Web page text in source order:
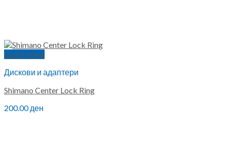
Quick View
Дискови и адаптери
Shimano Center Lock Ring
200.00ден